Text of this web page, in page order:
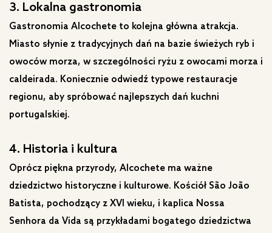
3. Lokalna gastronomia
Gastronomia Alcochete to kolejna główna atrakcja.
Miasto słynie z tradycyjnych dań na bazie świeżych ryb i
owoców morza, w szczególności ryżu z owocami morza i
caldeirada. Koniecznie odwiedź typowe restauracje
regionu, aby spróbować najlepszych dań kuchni
portugalskiej.
4. Historia i kultura
Oprócz piękna przyrody, Alcochete ma ważne
dziedzictwo historyczne i kulturowe. Kościół São João
Batista, pochodzący z XVI wieku, i kaplica Nossa
Senhora da Vida są przykładami bogatego dziedzictwa